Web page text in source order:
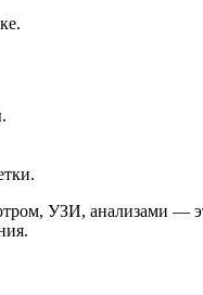
УЗИ, анализами